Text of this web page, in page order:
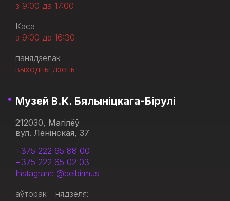
з 9:00 да 17:00
Каса
з 9:00 да 16:30
панядзелак
выходны дзень
Музей В.К. Бялыніцкага-Бірулі
212030, Магілёў
вул. Ленінская, 37
+375 222 65 88 00
+375 222 65 02 03
Instagram: @belbirmus
аўторак - нядзеля: